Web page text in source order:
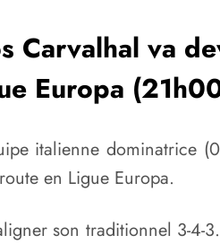
Carvalhal va
Europa
italienne dominatrice
en Ligue Europa.
son traditionnel 3-4-